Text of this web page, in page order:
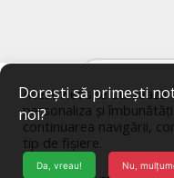
Dorești să primești
noi?
Da, vreau! Nu,
Acest website
personaliza și
continuarea navigării,
tip de fișiere.